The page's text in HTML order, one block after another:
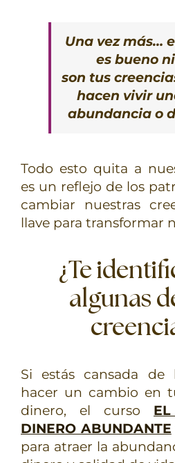
Una vez más…
es bueno
son tus
hacen vivir
abundancia o
Todo esto quita a
es un reflejo de los
cambiar nuestras
llave para transformar
¿Te
algunas
Si estás cansada de
hacer un cambio en
dinero, el curso
DINERO ABUNDANTE
para atraer la